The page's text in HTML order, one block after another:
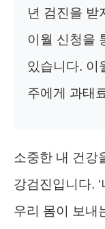
년 검진을 받
이월 신청을
있습니다. 이
주에게 과태
소중한 내 건강
강검진입니다. ‘
우리 몸이 보내